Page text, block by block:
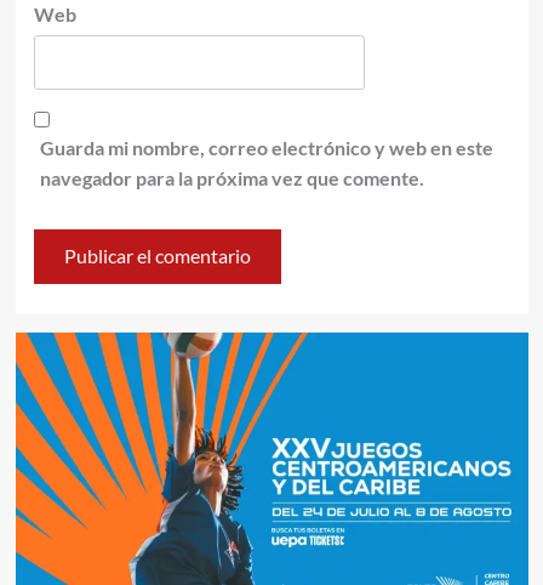
Web
Guarda mi nombre, correo electrónico y web en este
navegador para la próxima vez que comente.